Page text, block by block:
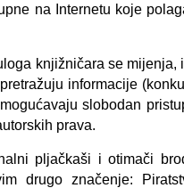
na Internetu koje
knjižničara se mijenja,
informacije
slobodan
prava.
pljačkaši i otimači
drugo značenje: